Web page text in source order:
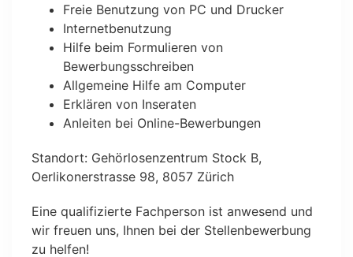
Freie Benutzung von PC und Drucker
Internetbenutzung
Hilfe beim Formulieren von
Bewerbungsschreiben
Allgemeine Hilfe am Computer
Erklären von Inseraten
Anleiten bei Online-Bewerbungen
Standort: Gehörlosenzentrum Stock B,
Oerlikonerstrasse 98, 8057 Zürich
Eine qualifizierte Fachperson ist anwesend und
wir freuen uns, Ihnen bei der Stellenbewerbung
zu helfen!